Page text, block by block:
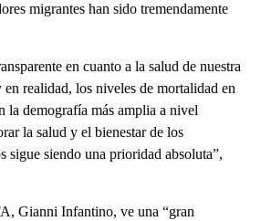
migrantes han sido tremendamente
en cuanto a la salud de nuestra
realidad, los niveles de mortalidad en
la demografía más amplia a nivel
la salud y el bienestar de los
sigue siendo una prioridad absoluta”,
Gianni Infantino, ve una “gran